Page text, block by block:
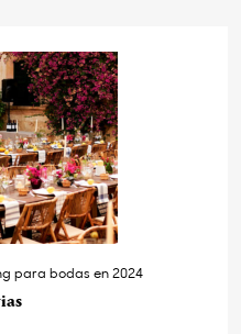
para bodas en 2024